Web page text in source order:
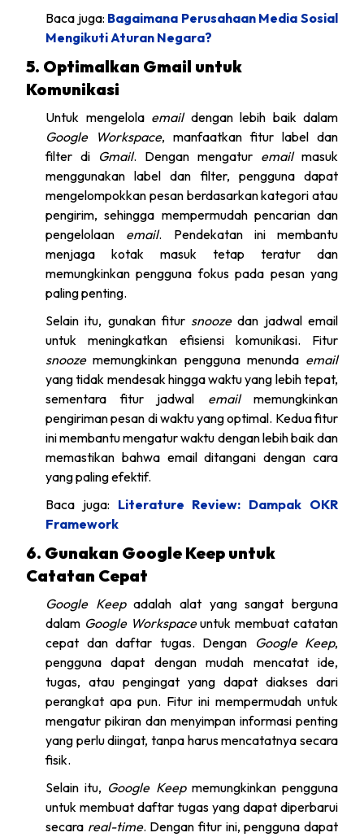
Baca juga: Bagaimana Perusahaan Media Sosial
Mengikuti Aturan Negara?
5. Optimalkan Gmail untuk
Komunikasi
Untuk mengelola email dengan lebih baik dalam
Google Workspace, manfaatkan fitur label dan
filter di Gmail. Dengan mengatur email masuk
menggunakan label dan filter, pengguna dapat
mengelompokkan pesan berdasarkan kategori atau
pengirim, sehingga mempermudah pencarian dan
pengelolaan email. Pendekatan ini membantu
menjaga kotak masuk tetap teratur dan
memungkinkan pengguna fokus pada pesan yang
paling penting.
Selain itu, gunakan fitur snoozedan jadwal email
untuk meningkatkan efisiensi komunikasi. Fitur
snoozememungkinkan pengguna menunda email
yang tidak mendesak hingga waktu yang lebih tepat,
sementara fitur jadwal email memungkinkan
pengiriman pesan di waktu yang optimal. Kedua fitur
ini membantu mengatur waktu dengan lebih baik dan
memastikan bahwa email ditangani dengan cara
yang paling efektif.
Baca juga: Literature Review: Dampak OKR
Framework
6. Gunakan Google Keep untuk
Catatan Cepat
Google Keepadalah alat yang sangat berguna
dalam Google Workspaceuntuk membuat catatan
cepat dan daftar tugas. Dengan Google Keep,
pengguna dapat dengan mudah mencatat ide,
tugas, atau pengingat yang dapat diakses dari
perangkat apa pun. Fitur ini mempermudah untuk
mengatur pikiran dan menyimpan informasi penting
yang perlu diingat, tanpa harus mencatatnya secara
fisik.
Selain itu, Google Keepmemungkinkan pengguna
untuk membuat daftar tugas yang dapat diperbarui
secara real-time. Dengan fitur ini, pengguna dapat